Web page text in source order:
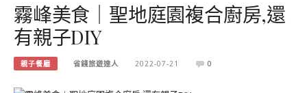
霧峰美食｜聖地庭園複合廚房,還
有親子DIY
親子餐廳 省錢旅遊達人 2022-07-21 0